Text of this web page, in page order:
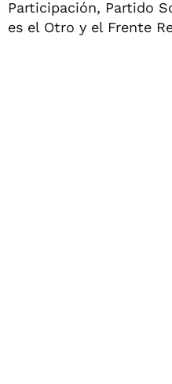
Participación, Partido
es el Otro y el Frente